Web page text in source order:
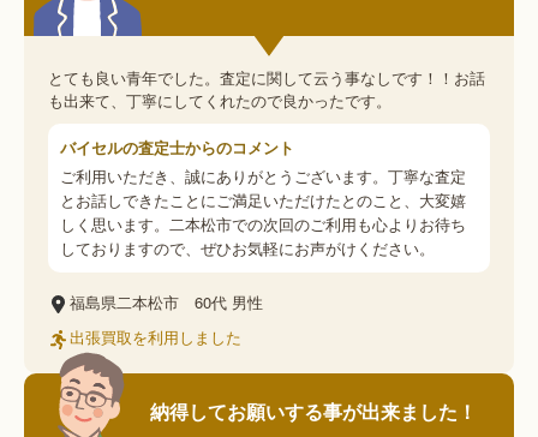
とても良い青年でした。査定に関して云う事なしです！！お話
も出来て、丁寧にしてくれたので良かったです。
バイセルの査定士からのコメント
ご利用いただき、誠にありがとうございます。丁寧な査定
とお話しできたことにご満足いただけたとのこと、大変嬉
しく思います。二本松市での次回のご利用も心よりお待ち
しておりますので、ぜひお気軽にお声がけください。
福島県二本松市 60代 男性
出張買取を利用しました
納得してお願いする事が出来ました！